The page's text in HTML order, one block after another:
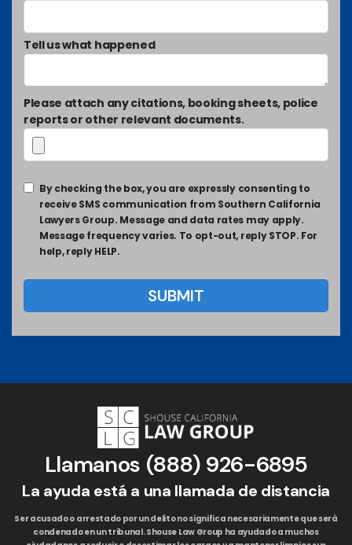
Tell us what happened
Please attach any citations, booking sheets, police
reports or other relevant documents.
By checking the box, you are expressly consenting to
receive SMS communication from Southern California
Lawyers Group. Message and data rates may apply.
Message frequency varies. To opt-out, reply STOP. For
help, reply HELP.
Llamanos (888) 926-6895
La ayuda está a una llamada de distancia
Ser acusado o arrestado por un delito no significa necesariamente que será
condenado en un tribunal. Shouse Law Group ha ayudado a muchos